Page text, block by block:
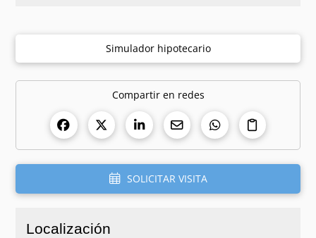
Simulador hipotecario
Compartir en redes
SOLICITAR VISITA
Localización